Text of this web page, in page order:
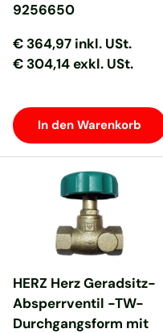
9256650
Normaler Preis
Normaler Preis
€ 364,97 inkl. USt.
€ 304,14 exkl. USt.
In den Warenkorb
HERZ Herz Geradsitz-
Absperrventil -TW-
Durchgangsform mit